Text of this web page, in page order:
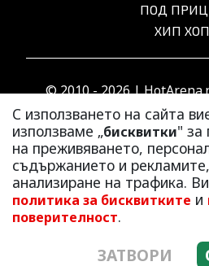
С използването на сайта
използваме „бисквитки" за
на преживяването,
съдържанието и
анализиране на трафика.
политика за бисквитките и
поверителност.
ЗАТВОРИ
ПОД
ХИП ХОП
© 2010 - 2026 |
запазени.
ОБЩИ
ПОЛИТИКА ЗА
ПОЛИТИКА ЗА